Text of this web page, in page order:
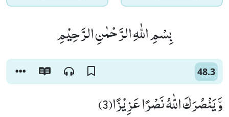
بِسْمِ اللّٰهِ الرَّحْمٰنِ الرَّحِیْمِ
48.3
وَّ یَنْصُرَكَ اللّٰهُ نَصْرًا عَزِیْزًا(3)